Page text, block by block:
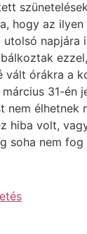
hogy az
napjára
vált órákra a
31-én
nem élhetnek
hiba volt,
soha nem fog